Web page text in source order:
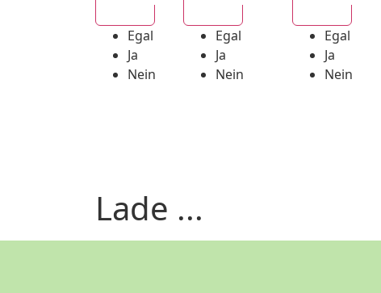
Egal
Ja
Nein
Egal
Ja
Nein
Egal
Ja
Nein
Lade ...